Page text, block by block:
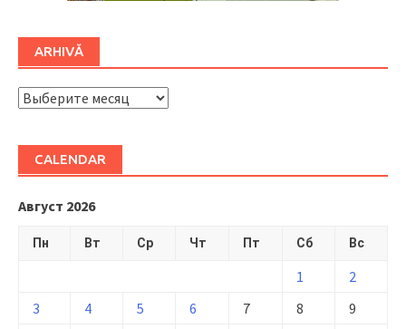
ARHIVĂ
ARHIVĂ
CALENDAR
Август 2026
Пн Вт Ср Чт Пт Сб Вс
1
2
3
4 5 6 7 8
9